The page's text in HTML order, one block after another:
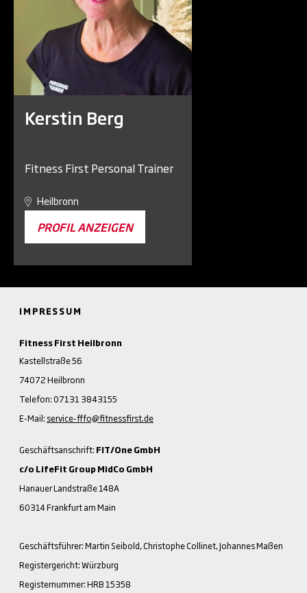
Kerstin Berg
Fitness First Personal Trainer
Heilbronn
PROFIL ANZEIGEN
IMPRESSUM
Fitness First Heilbronn
Kastellstraße 56
74072 Heilbronn
Telefon: 07131 3843155
E-Mail: service-fffo@fitnessfirst.de
Geschäftsanschrift: FIT/One GmbH
c/o LifeFit Group MidCo GmbH
Hanauer Landstraße 148A
60314 Frankfurt am Main
Geschäftsführer: Martin Seibold, Christophe Collinet, Johannes Maßen
Registergericht: Würzburg
Registernummer: HRB 15358